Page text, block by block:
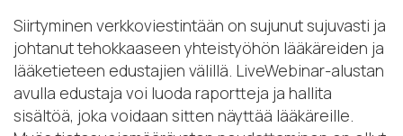
Siirtyminen verkkoviestintään on sujunut sujuvasti ja
johtanut tehokkaaseen yhteistyöhön lääkäreiden ja
lääketieteen edustajien välillä. LiveWebinar-alustan
avulla edustaja voi luoda raportteja ja hallita
sisältöä, joka voidaan sitten näyttää lääkäreille.